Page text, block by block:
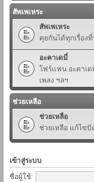
สัพเพเหระ
สัพเพเหระ
คุยกันได้ทุกเรื่อง
อะคาเดมี่
โฟร์แฟน อะคาเ
เพลง ฯลฯ
ช่วยเหลือ
ช่วยเหลือ
ช่วยเหลือ แก้ไข
เข้าสู่ระบบ
ชื่อผู้ใช้: